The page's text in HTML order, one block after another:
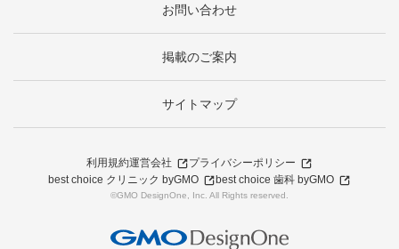
お問い合わせ
掲載のご案内
サイトマップ
利用規約運営会社
プライバシーポリシー
best choice クリニック byGMO
best choice 歯科 byGMO
©GMO DesignOne, Inc. All Rights reserved.